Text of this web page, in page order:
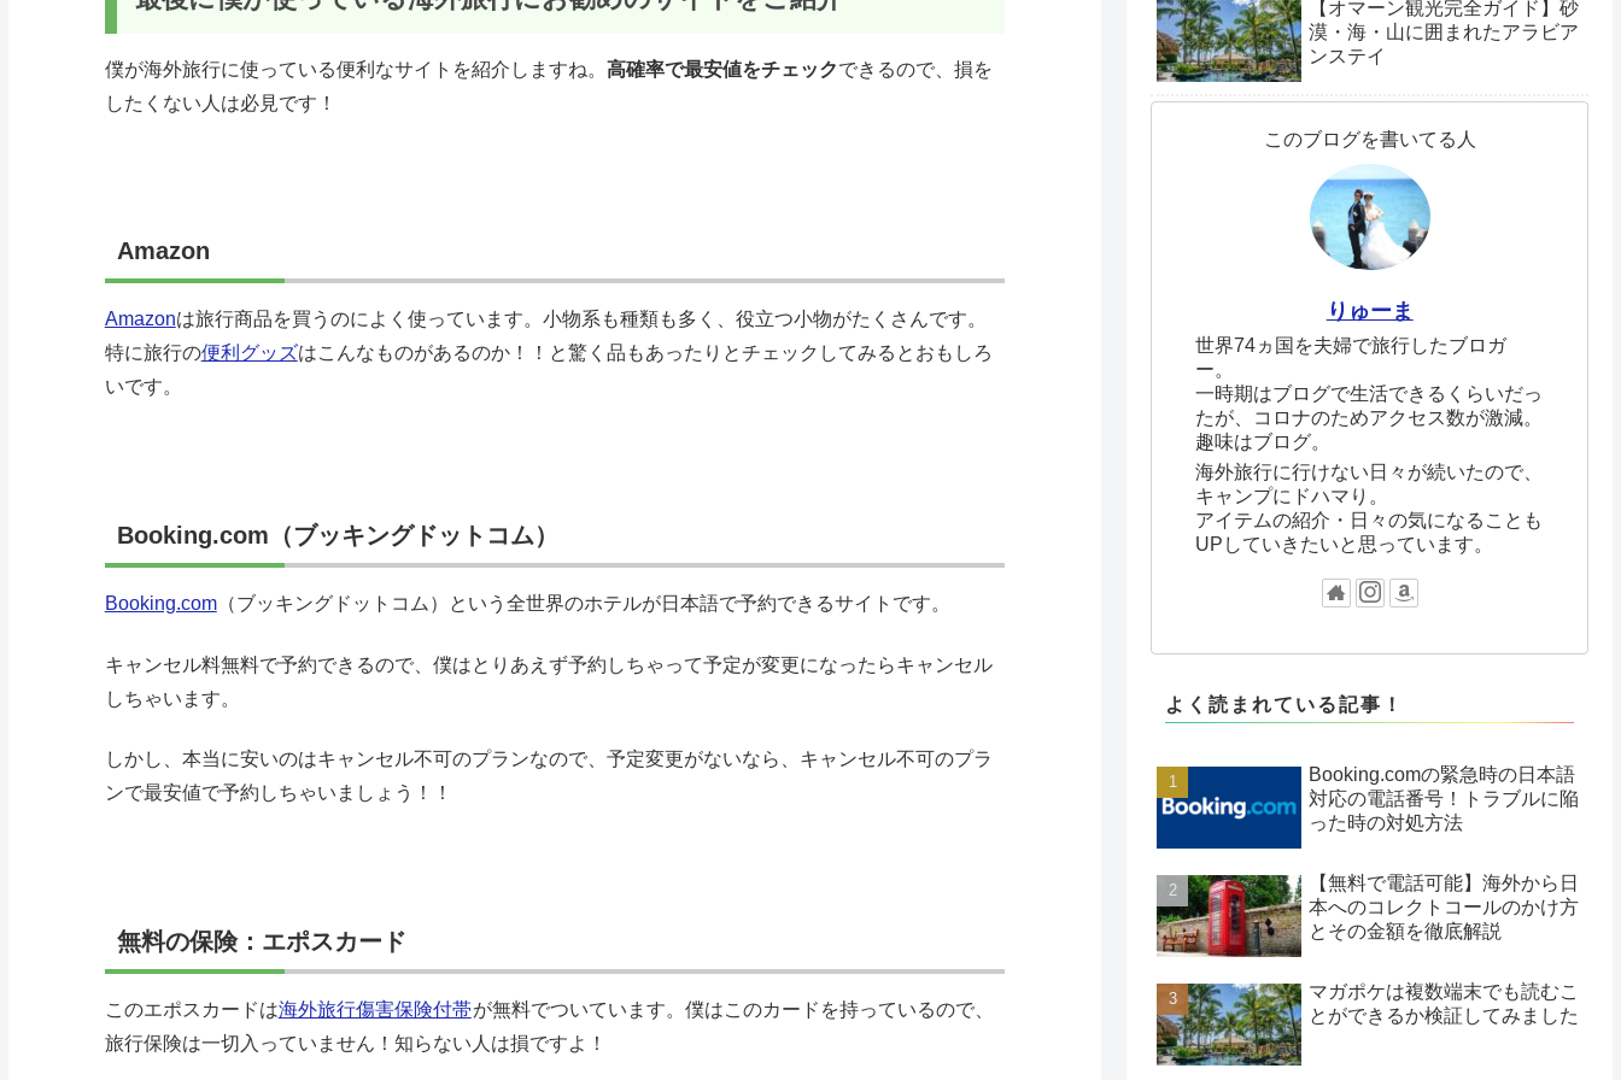
僕が海外旅行に使っている便利なサイトを紹介しますね。 高確率で最安値をチェックできるので、損を
したくない人は必見です！
Amazon
Amazonは旅行商品を買うのによく使っています。小物系も種類も多く、役立つ小物がたくさんです。
特に旅行の便利グッズはこんなものがあるのか！！と驚く品もあったりとチェックしてみるとおもしろ
いです。
Booking.com（ブッキングドットコム）
Booking.com（ブッキングドットコム）という全世界のホテルが日本語で予約できるサイトです。
キャンセル料無料で予約できるので、僕はとりあえず予約しちゃって予定が変更になったらキャンセル
しちゃいます。
しかし、本当に安いのはキャンセル不可のプランなので、予定変更がないなら、キャンセル不可のプラ
ンで最安値で予約しちゃいましょう！！
無料の保険：エポスカード
このエポスカードは海外旅行傷害保険付帯が無料でついています。僕はこのカードを持っているので、
旅行保険は一切入っていません！知らない人は損ですよ！
【オマーン観光完全ガイド】砂
漠・海・山に囲まれたアラビア
ンステイ
このブログを書いてる人
りゅーま
世界74ヵ国を夫婦で旅行したブロガ
ー。
一時期はブログで生活できるくらいだっ
たが、コロナのためアクセス数が激減。
趣味はブログ。
海外旅行に行けない日々が続いたので、
キャンプにドハマり。
アイテムの紹介・日々の気になることも
UPしていきたいと思っています。
よく読まれている記事！
Booking.comの緊急時の日本語
対応の電話番号！トラブルに陥
った時の対処方法
【無料で電話可能】海外から日
本へのコレクトコールのかけ方
とその金額を徹底解説
マガポケは複数端末でも読むこ
とができるか検証してみました